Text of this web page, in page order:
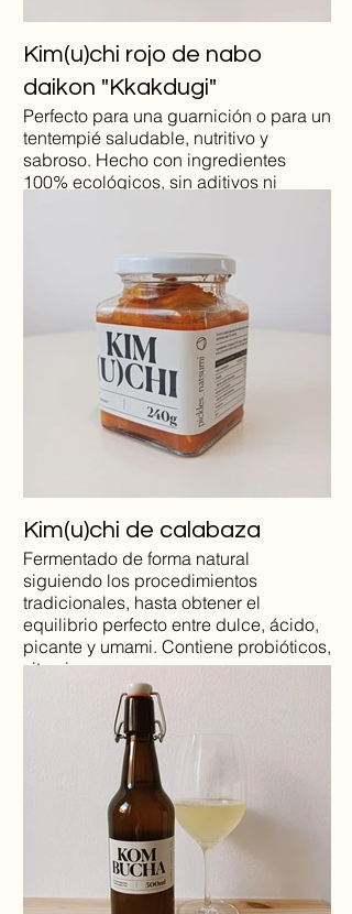
Kim(u)chi rojo de nabo
daikon "Kkakdugi"
Perfecto para una guarnición o para un
tentempié saludable, nutritivo y
sabroso. Hecho con ingredientes
100% ecológicos, sin aditivos ni
probióticos, vitaminas y minerales.
Kim(u)chi de calabaza
Fermentado de forma natural
siguiendo los procedimientos
tradicionales, hasta obtener el
equilibrio perfecto entre dulce, ácido,
picante y umami. Contiene probióticos,
vitaminas y
enzimas beneficiosas para nuestra
salud. Elaborado con ingredientes de
agricultura ecológica, no contiene
gluten ni azúcar y es completamente